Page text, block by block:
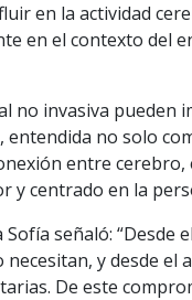
en la actividad
en el contexto del
no invasiva pueden
entendida no solo
entre cerebro,
y centrado en la
señaló: “Desde
y desde el
De este